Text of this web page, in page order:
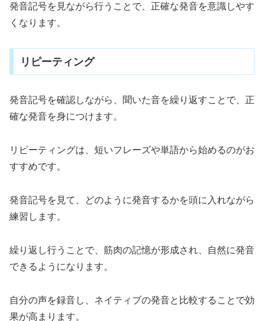
発音記号を見ながら行うことで、正確な発音を意識しやす
くなります。
リピーティング
発音記号を確認しながら、聞いた音を繰り返すことで、正
確な発音を身につけます。
リピーティングは、短いフレーズや単語から始めるのがお
すすめです。
発音記号を見て、どのように発音するかを頭に入れながら
練習します。
繰り返し行うことで、筋肉の記憶が形成され、自然に発音
できるようになります。
自分の声を録音し、ネイティブの発音と比較することで効
果が高まります。